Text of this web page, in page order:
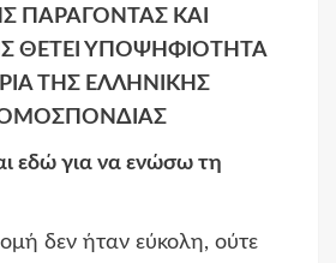
ΠΑΡΑΓΟΝΤΑΣ ΚΑΙ
ΘΕΤΕΙ ΥΠΟΨΗΦΙΟΤΗΤΑ
ΤΗΣ ΕΛΛΗΝΙΚΗΣ
εδώ για να ενώσω τη
δεν ήταν εύκολη, ούτε